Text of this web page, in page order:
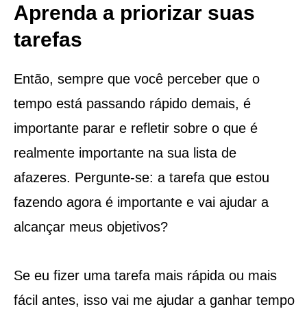
Aprenda a priorizar suas
tarefas
Então, sempre que você perceber que o
tempo está passando rápido demais, é
importante parar e refletir sobre o que é
realmente importante na sua lista de
afazeres. Pergunte-se: a tarefa que estou
fazendo agora é importante e vai ajudar a
alcançar meus objetivos?
Se eu fizer uma tarefa mais rápida ou mais
fácil antes, isso vai me ajudar a ganhar tempo